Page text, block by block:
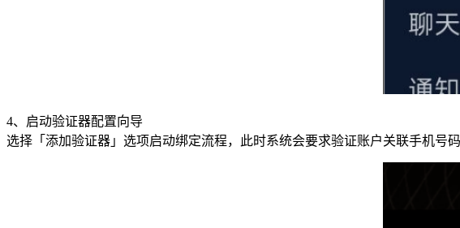
4、启动验证器配置向导
选择「添加验证器」选项启动绑定流程，此时系统会要求验证账户关联手机号